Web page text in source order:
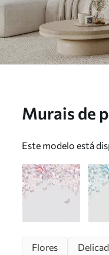
Murais de
Este modelo está
Flores